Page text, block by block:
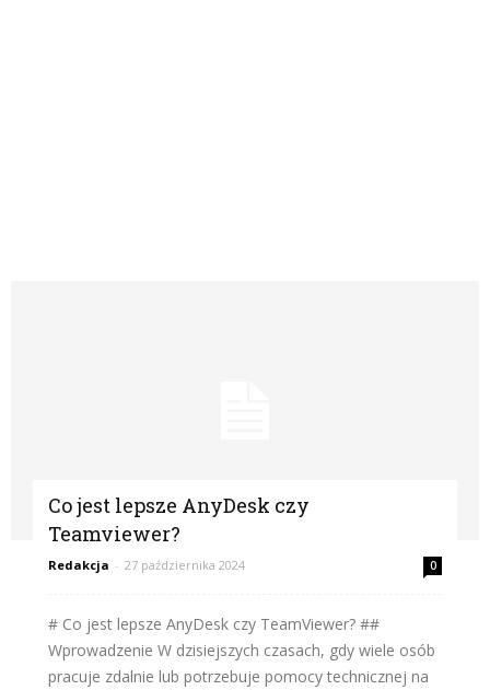
Co jest lepsze AnyDesk czy
Teamviewer?
Redakcja - 27 października 2024 0
# Co jest lepsze AnyDesk czy TeamViewer? ##
Wprowadzenie W dzisiejszych czasach, gdy wiele osób
pracuje zdalnie lub potrzebuje pomocy technicznej na